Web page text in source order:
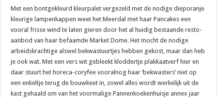
Met een bontgekleurd kleurpalet vergezeld met de nodige dieporanje
kleurige lampenkappen weet het Meerdal met haar Pancakes een
vooral frisse wind te laten gieren door het al huidig bestaande resto-
aanbod van haar befaamde Market Dome. Het mocht de nodige
arbeidskrachtige alswel bekwastuurtjes hebben gekost, maar dan heb
je ook wat. Met een vers wit gebleekt kloddertje plakkaatverf hier en
daar stuurt het horeca-coryfee vooralnog haar ‘bekwasters’ niet op
een enkeltje terug de bouwkeet in, zowel alles wordt werkelijk uit de
kast gehaald om van het voormalige Pannenkoekenhuisje annex jaar